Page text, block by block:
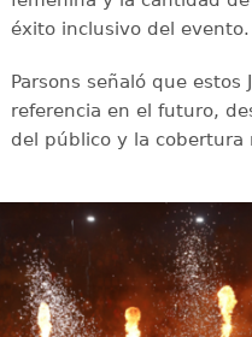
éxito inclusivo del evento.
Parsons señaló que estos
referencia en el futuro,
del público y la cobertura